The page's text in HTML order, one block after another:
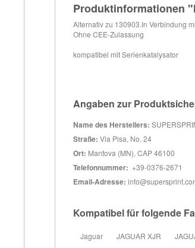
Produktinformationen
Alternativ zu 130903.In Verbindung
Ohne CEE-Zulassung
kompatibel mit Serienkatalysator
Angaben zur
Name des Herstellers:
Straße: Via Pisa, No. 24
Ort: Mantova (MN), CAP 46100
Telefonnummer: +39-0376-2671
Email-Adresse:
Kompatibel für folgende
Jaguar JAGUAR XJR